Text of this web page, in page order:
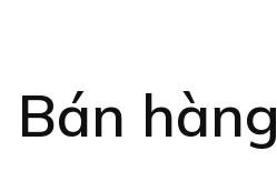
Bán hàng